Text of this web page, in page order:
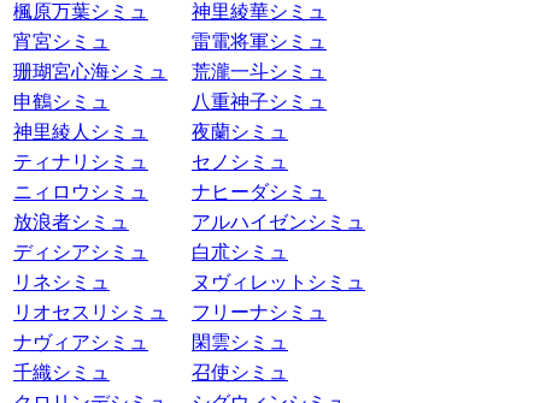
楓原万葉シミュ
神里綾華シミュ
宵宮シミュ
雷電将軍シミュ
珊瑚宮心海シミュ
荒瀧一斗シミュ
申鶴シミュ
八重神子シミュ
神里綾人シミュ
夜蘭シミュ
ティナリシミュ
セノシミュ
ニィロウシミュ
ナヒーダシミュ
放浪者シミュ
アルハイゼンシミュ
ディシアシミュ
白朮シミュ
リネシミュ
ヌヴィレットシミュ
リオセスリシミュ
フリーナシミュ
ナヴィアシミュ
閑雲シミュ
千織シミュ
召使シミュ